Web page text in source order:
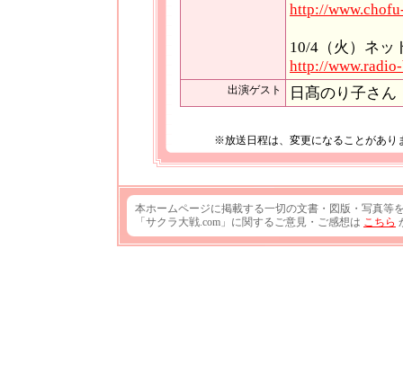
http://
10/4（火）ネッ
http://
出演ゲスト 日髙のり子さん
※放送日程は、変更になることがあり
本ホームページに掲載する一切の文書・図版・写真等
「サクラ大戦.com」に関するご意見・ご感想は こちら